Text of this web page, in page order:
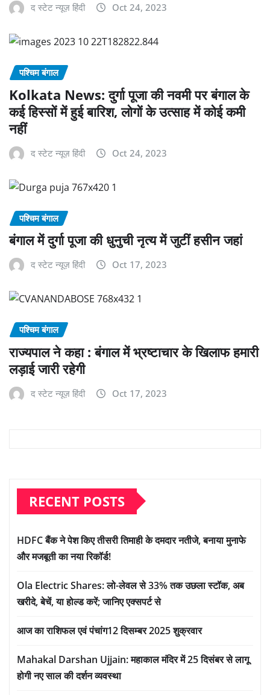
द स्टेट न्यूज़ हिंदी Oct 24, 2023
पश्चिम बंगाल
Kolkata News: दुर्गा पूजा की नवमी पर बंगाल के
कई हिस्सों में हुई बारिश, लोगों के उत्साह में कोई कमी
नहीं
द स्टेट न्यूज़ हिंदी Oct 24, 2023
पश्चिम बंगाल
बंगाल में दुर्गा पूजा की धुनुची नृत्य में जुटीं हसीन जहां
द स्टेट न्यूज़ हिंदी Oct 17, 2023
पश्चिम बंगाल
राज्यपाल ने कहा : बंगाल में भ्रष्टाचार के खिलाफ हमारी
लड़ाई जारी रहेगी
द स्टेट न्यूज़ हिंदी Oct 17, 2023
RECENT POSTS
HDFC बैंक ने पेश किए तीसरी तिमाही के दमदार नतीजे, बनाया मुनाफे
और मजबूती का नया रिकॉर्ड!
Ola Electric Shares: लो-लेवल से 33% तक उछला स्टॉक, अब
खरीदे, बेचें, या होल्ड करें; जानिए एक्सपर्ट से
आज का राशिफल एवं पंचांग12 दिसम्बर 2025 शुक्रवार
Mahakal Darshan Ujjain: महाकाल मंदिर में 25 दिसंबर से लागू
होगी नए साल की दर्शन व्यवस्था